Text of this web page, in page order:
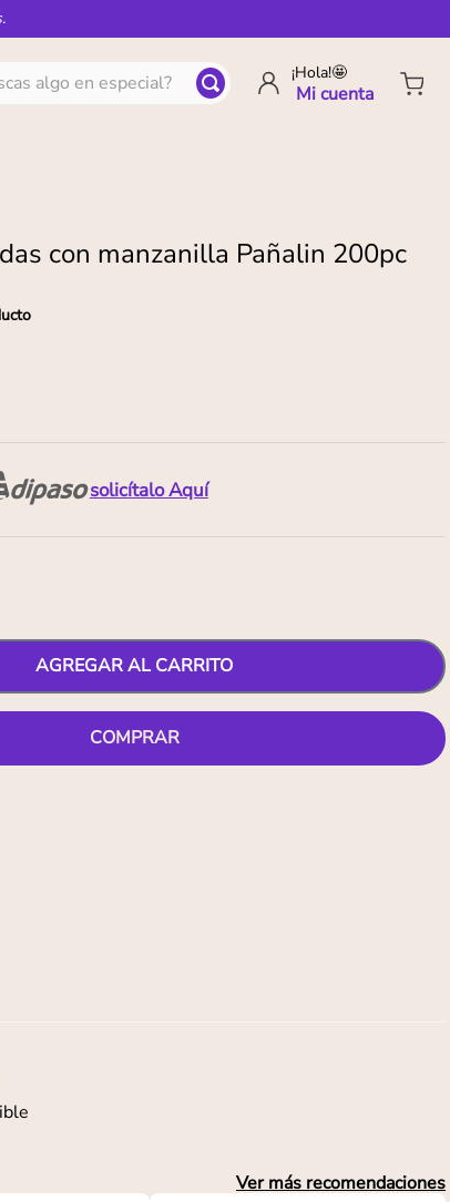
algo en especial? ¡Hola!🤩
con manzanilla Pañalin 200pc
solicítalo Aquí
AGREGAR AL CARRITO
COMPRAR
Ver más recomendaciones